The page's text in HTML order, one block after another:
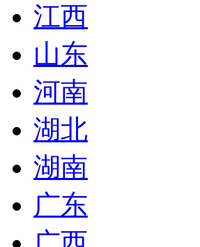
江西
山东
河南
湖北
湖南
广东